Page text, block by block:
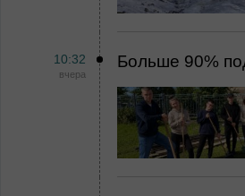
10:32
вчера
Больше 90%